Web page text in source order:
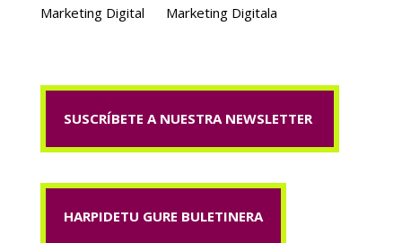
Marketing Digital
Marketing Digitala
SUSCRÍBETE A NUESTRA NEWSLETTER
HARPIDETU GURE BULETINERA